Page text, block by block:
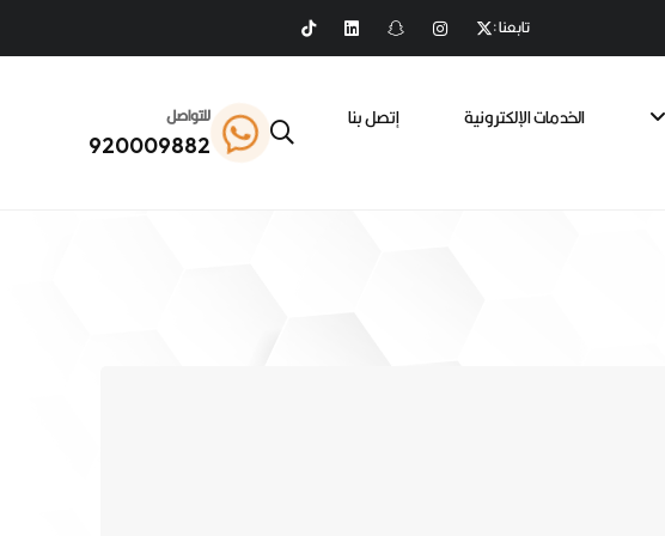
تابعنا :
الخدمات الإلكترونية
إتصل بنا
للتواصل
920009882